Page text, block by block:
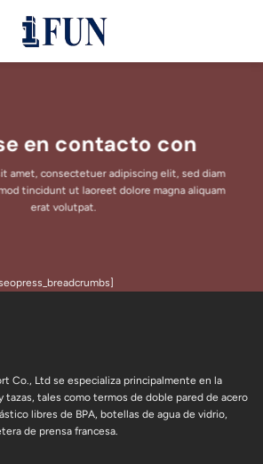
en contacto con
amet, consectetuer adipiscing elit, sed diam
tincidunt ut laoreet dolore magna aliquam
erat volutpat.
Co., Ltd se especializa principalmente en la
tazas, tales como termos de doble pared de acero
libres de BPA, botellas de agua de vidrio,
de prensa francesa.